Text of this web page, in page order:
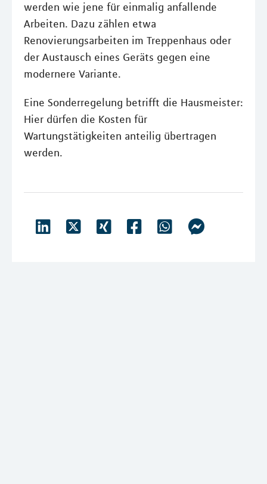
werden wie jene für einmalig anfallende
Arbeiten. Dazu zählen etwa
Renovierungsarbeiten im Treppenhaus oder
der Austausch eines Geräts gegen eine
modernere Variante.
Eine Sonderregelung betrifft die Hausmeister:
Hier dürfen die Kosten für
Wartungstätigkeiten anteilig übertragen
werden.